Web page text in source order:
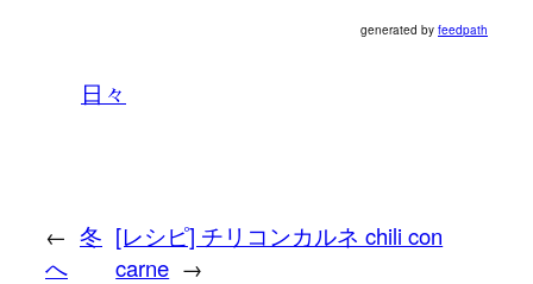
generated by feedpath
日々
← 冬
へ
[レシピ] チリコンカルネ chili con
carne →